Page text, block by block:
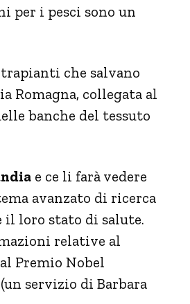
per i pesci sono un
che salvano
Romagna, collegata al
banche del tessuto
e ce li farà vedere
avanzato di ricerca
il loro stato di salute.
relative al
Premio Nobel
servizio di Barbara